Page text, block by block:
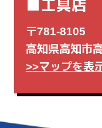
■工具店
〒781-8105
高知県高知市
>>マップを表